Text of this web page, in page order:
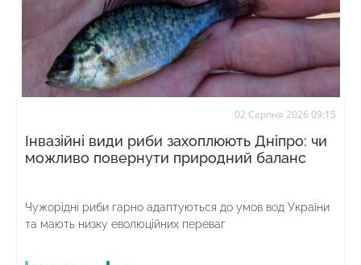
02 Серпня 2026 09:15
Інвазійні види риби захоплюють Дніпро: чи
можливо повернути природний баланс
Чужорідні риби гарно адаптуються до умов вод України
та мають низку еволюційних переваг